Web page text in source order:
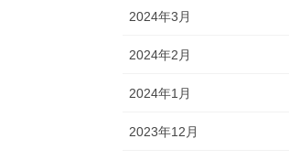
2024年3月
2024年2月
2024年1月
2023年12月